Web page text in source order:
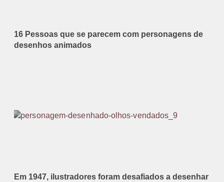
16 Pessoas que se parecem com personagens de
desenhos animados
Em 1947, ilustradores foram desafiados a desenhar